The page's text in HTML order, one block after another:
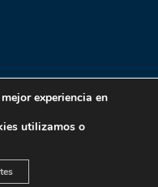
experiencia en
utilizamos o